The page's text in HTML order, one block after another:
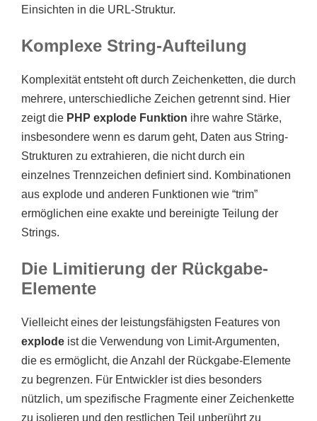
Einsichten in die URL-Struktur.
Komplexe String-Aufteilung
Komplexität entsteht oft durch Zeichenketten, die durch
mehrere, unterschiedliche Zeichen getrennt sind. Hier
zeigt die PHP explode Funktion ihre wahre Stärke,
insbesondere wenn es darum geht, Daten aus String-
Strukturen zu extrahieren, die nicht durch ein
einzelnes Trennzeichen definiert sind. Kombinationen
aus explode und anderen Funktionen wie “trim”
ermöglichen eine exakte und bereinigte Teilung der
Strings.
Die Limitierung der Rückgabe-
Elemente
Vielleicht eines der leistungsfähigsten Features von
explode ist die Verwendung von Limit-Argumenten,
die es ermöglicht, die Anzahl der Rückgabe-Elemente
zu begrenzen. Für Entwickler ist dies besonders
nützlich, um spezifische Fragmente einer Zeichenkette
zu isolieren und den restlichen Teil unberührt zu